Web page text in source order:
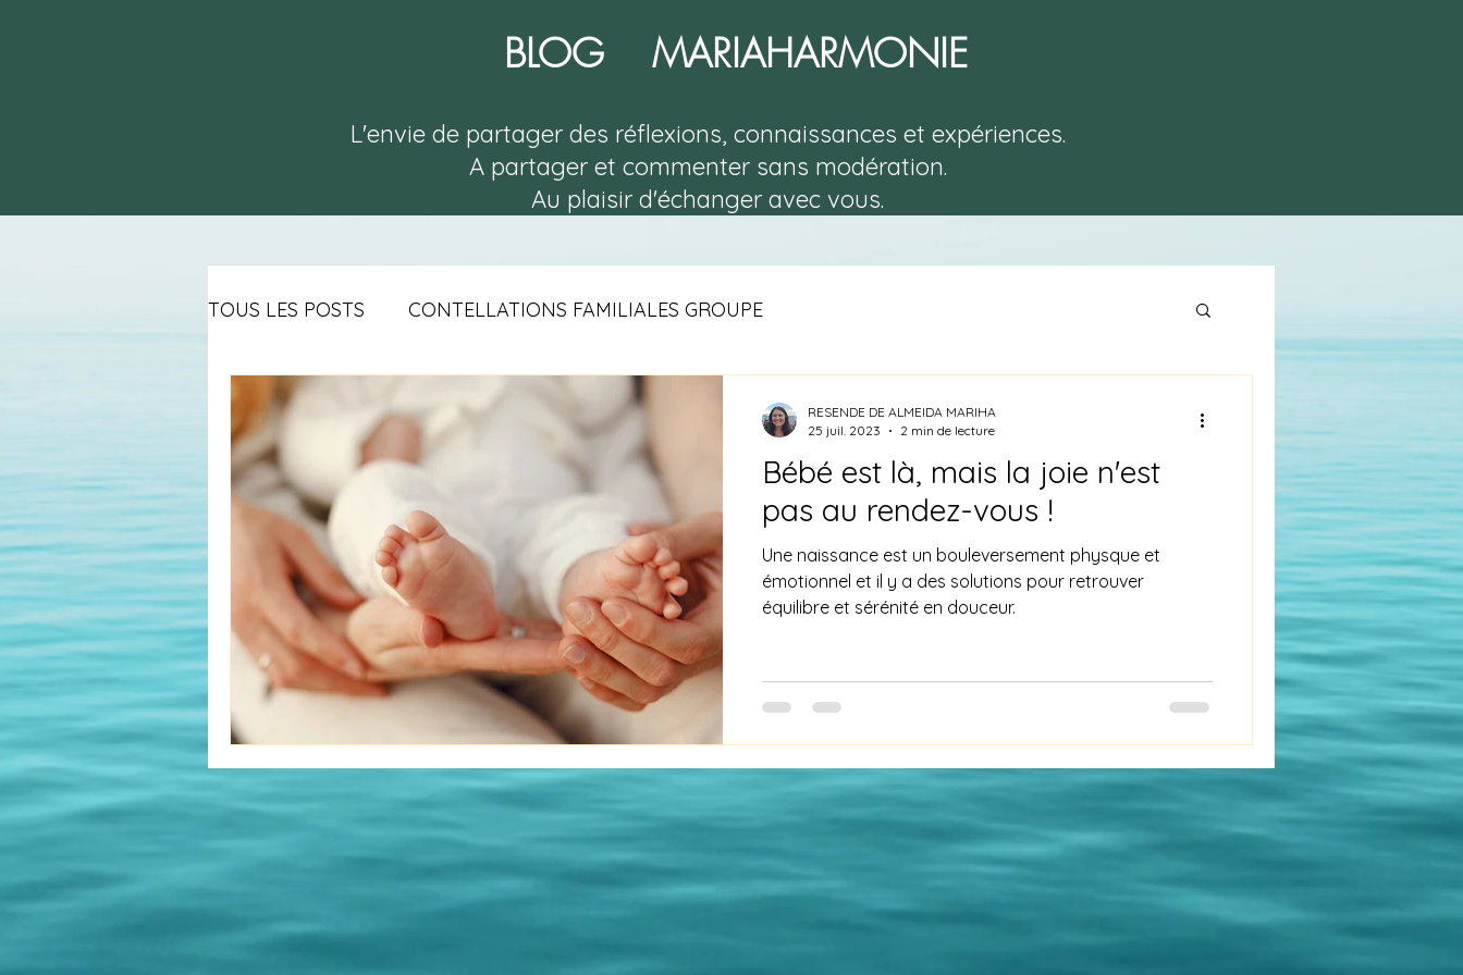
BLOG MARIAHARMONIE
L'envie de partager des réflexions, connaissances et expériences.
A partager et commenter sans modération.
Au plaisir d'échanger avec vous.
TOUS LES POSTS CONTELLATIONS FAMILIALES GROUPE
Bébé est là, mais la joie n'est
pas au rendez-vous !
Une naissance est un bouleversement physque et
émotionnel et il y a des solutions pour retrouver
équilibre et sérénité en douceur.
RESENDE DE ALMEIDA MARIHA
25 juil. 2023
2 min de lecture